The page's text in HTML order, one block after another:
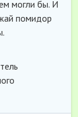
могли бы. И
помидор